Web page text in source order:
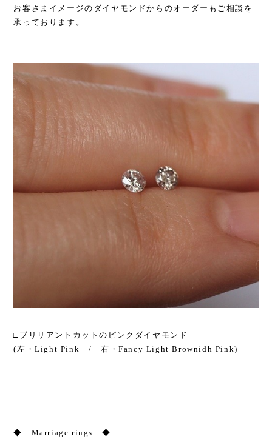
お客さまイメージのダイヤモンドからのオーダーもご相談を
承っております。
□ブリリアントカットのピンクダイヤモンド
(左・Light Pink / 右・Fancy Light Brownidh Pink)
◆ Marriage rings ◆